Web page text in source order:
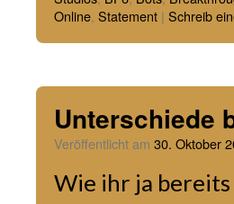
Online, Statement | Schreib
Unterschiede
Veröffentlicht am 30. Oktober
Wie ihr ja